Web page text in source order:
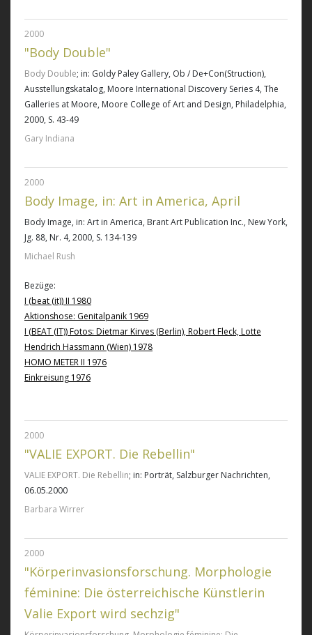
2000
"Body Double"
Body Double; in: Goldy Paley Gallery, Ob / De+Con(Struction),
Ausstellungskatalog, Moore International Discovery Series 4, The
Galleries at Moore, Moore College of Art and Design, Philadelphia,
2000, S. 43-49
Gary Indiana
2000
Body Image, in: Art in America, April
Body Image, in: Art in America, Brant Art Publication Inc., New York,
Jg. 88, Nr. 4, 2000, S. 134-139
Michael Rush
Bezüge:
I (beat (it)) II 1980
Aktionshose: Genitalpanik 1969
I (BEAT (IT)) Fotos: Dietmar Kirves (Berlin), Robert Fleck, Lotte
Hendrich Hassmann (Wien) 1978
HOMO METER II 1976
Einkreisung 1976
2000
"VALIE EXPORT. Die Rebellin"
VALIE EXPORT. Die Rebellin; in: Porträt, Salzburger Nachrichten,
06.05.2000
Barbara Wirrer
2000
"Körperinvasionsforschung. Morphologie
féminine: Die österreichische Künstlerin
Valie Export wird sechzig"